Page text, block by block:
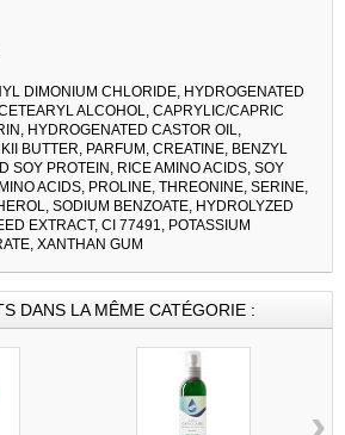
DIMONIUM CHLORIDE, HYDROGENATED
ALCOHOL, CAPRYLIC/CAPRIC
HYDROGENATED CASTOR OIL,
BUTTER, PARFUM, CREATINE, BENZYL
SOY PROTEIN, RICE AMINO ACIDS, SOY
ACIDS, PROLINE, THREONINE, SERINE,
SODIUM BENZOATE, HYDROLYZED
EXTRACT, CI 77491, POTASSIUM
XANTHAN GUM
DANS LA MÊME CATÉGORIE :
›